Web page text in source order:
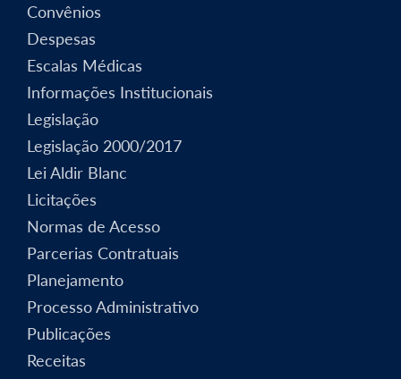
Convênios
Despesas
Escalas Médicas
Informações Institucionais
Legislação
Legislação 2000/2017
Lei Aldir Blanc
Licitações
Normas de Acesso
Parcerias Contratuais
Planejamento
Processo Administrativo
Publicações
Receitas